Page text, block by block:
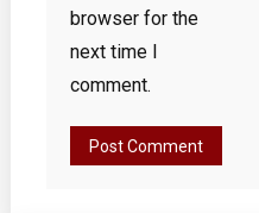
browser for the
next time I
comment.